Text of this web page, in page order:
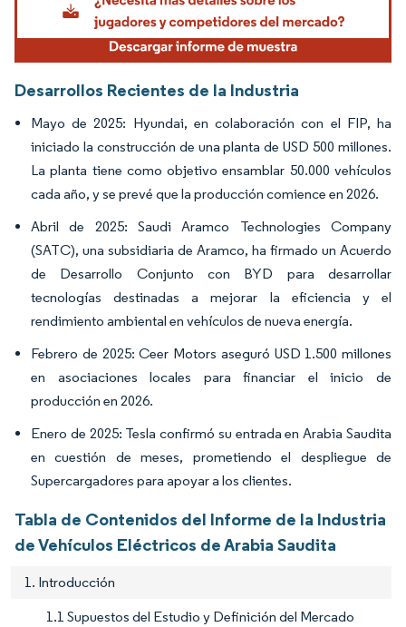
Desarrollos Recientes de la Industria
Mayo de 2025: Hyundai, en colaboración con el FIP, ha
iniciado la construcción de una planta de USD 500 millones.
La planta tiene como objetivo ensamblar 50.000 vehículos
cada año, y se prevé que la producción comience en 2026.
Abril de 2025: Saudi Aramco Technologies Company
(SATC), una subsidiaria de Aramco, ha firmado un Acuerdo
de Desarrollo Conjunto con BYD para desarrollar
tecnologías destinadas a mejorar la eficiencia y el
rendimiento ambiental en vehículos de nueva energía.
Febrero de 2025: Ceer Motors aseguró USD 1.500 millones
en asociaciones locales para financiar el inicio de
producción en 2026.
Enero de 2025: Tesla confirmó su entrada en Arabia Saudita
en cuestión de meses, prometiendo el despliegue de
Supercargadores para apoyar a los clientes.
Tabla de Contenidos del Informe de la Industria
de Vehículos Eléctricos de Arabia Saudita
1. Introducción
1.1 Supuestos del Estudio y Definición del Mercado